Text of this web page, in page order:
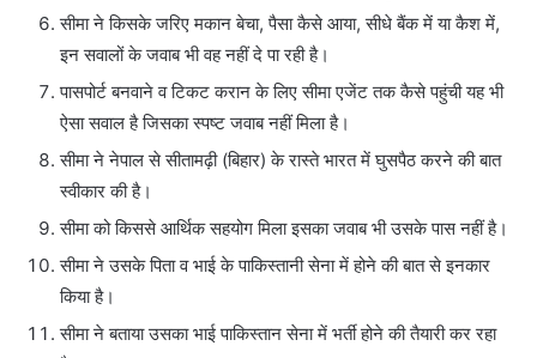
सीमा ने किसके जरिए मकान बेचा, पैसा कैसे आया, सीधे बैंक में या कैश में,
इन सवालों के जवाब भी वह नहीं दे पा रही है।
पासपोर्ट बनवाने व टिकट करान के लिए सीमा एजेंट तक कैसे पहुंची यह भी
ऐसा सवाल है जिसका स्पष्ट जवाब नहीं मिला है।
सीमा ने नेपाल से सीतामढ़ी (बिहार) के रास्ते भारत में घुसपैठ करने की बात
स्वीकार की है।
सीमा को किससे आर्थिक सहयोग मिला इसका जवाब भी उसके पास नहीं है।
सीमा ने उसके पिता व भाई के पाकिस्तानी सेना में होने की बात से इनकार
किया है।
सीमा ने बताया उसका भाई पाकिस्तान सेना में भर्ती होने की तैयारी कर रहा